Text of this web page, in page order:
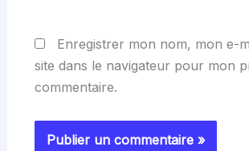
Enregistrer mon nom, mon e-
site dans le navigateur pour mon
commentaire.